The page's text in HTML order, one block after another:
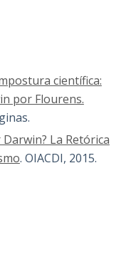
científica:
por Flourens.
La Retórica
. OIACDI, 2015.